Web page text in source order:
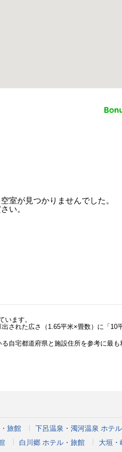
室が見つかりませんでした。
い。
ます。
された広さ（1.65平米×畳数）に「10
自宅都道府県と施設住所を参考に最
旅館
下呂温泉・濁河温泉 ホテ
白川郷 ホテル・旅館 大垣・